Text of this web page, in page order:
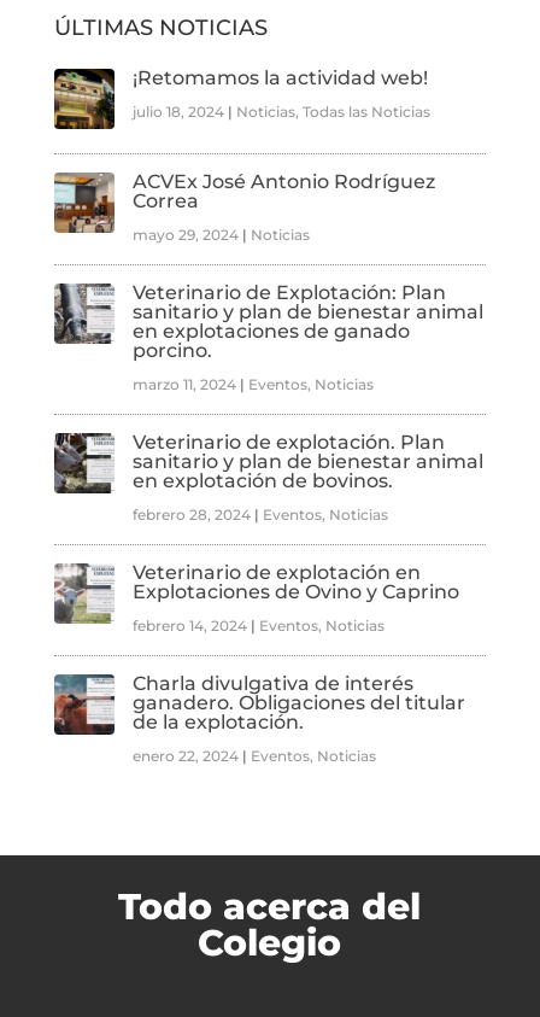
ÚLTIMAS NOTICIAS
¡Retomamos la actividad web!
julio 18, 2024| Noticias, Todas las Noticias
ACVEx José Antonio Rodríguez
Correa
mayo 29, 2024| Noticias
Veterinario de Explotación: Plan
sanitario y plan de bienestar animal
en explotaciones de ganado
porcino.
marzo 11, 2024| Eventos, Noticias
Veterinario de explotación. Plan
sanitario y plan de bienestar animal
en explotación de bovinos.
febrero 28, 2024| Eventos, Noticias
Veterinario de explotación en
Explotaciones de Ovino y Caprino
febrero 14, 2024| Eventos, Noticias
Charla divulgativa de interés
ganadero. Obligaciones del titular
de la explotación.
enero 22, 2024| Eventos, Noticias
Todo acerca del
Colegio